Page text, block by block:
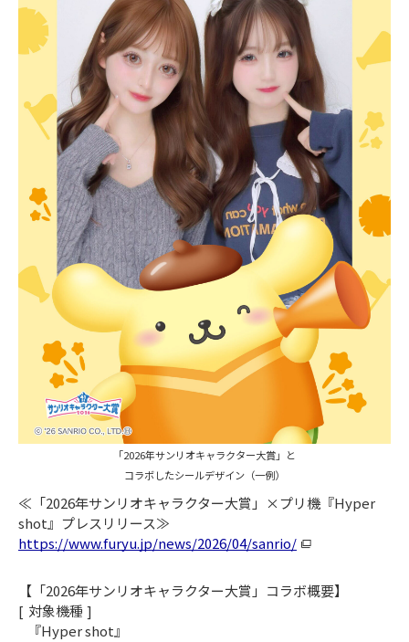
「2026年サンリオキャラクター大賞」と
コラボしたシールデザイン（一例）
≪「2026年サンリオキャラクター大賞」×プリ機『Hyper
shot』プレスリリース≫
https://www.furyu.jp/news/2026/04/sanrio/
【「2026年サンリオキャラクター大賞」コラボ概要】
対象機種
『Hyper shot』